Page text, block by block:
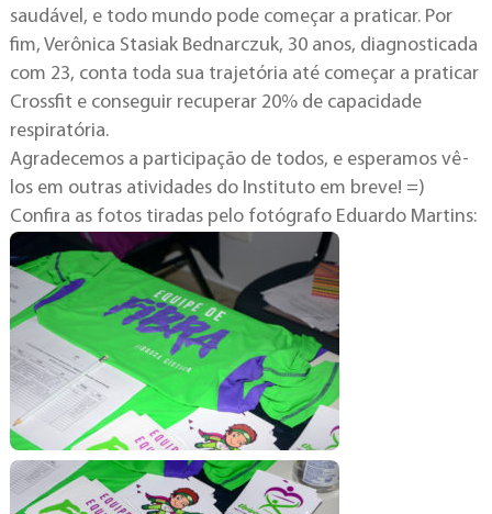
saudável, e todo mundo pode começar a praticar. Por
fim, Verônica Stasiak Bednarczuk, 30 anos, diagnosticada
com 23, conta toda sua trajetória até começar a praticar
Crossfit e conseguir recuperar 20% de capacidade
respiratória.
Agradecemos a participação de todos, e esperamos vê-
los em outras atividades do Instituto em breve! =)
Confira as fotos tiradas pelo fotógrafo Eduardo Martins: